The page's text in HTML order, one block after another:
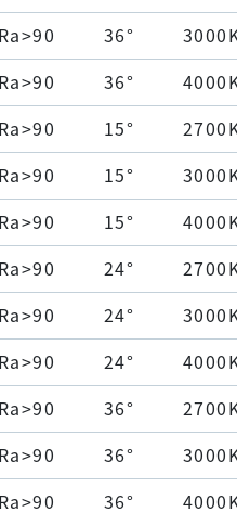
Ra>90 36°
Ra>90 36°
Ra>90 15°
Ra>90 15°
Ra>90 15°
Ra>90 24°
Ra>90 24°
Ra>90 24°
Ra>90 36°
Ra>90 36°
Ra>90 36°